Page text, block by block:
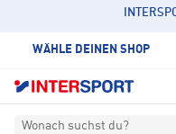
WÄHLE DEINEN SHOP
Wonach suchst du?